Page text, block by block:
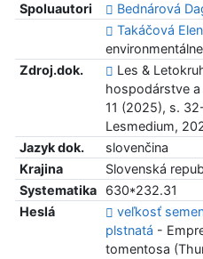
Spoluautori
Bednárová
Takáčová
Zdroj.dok.
Les &
hospodárstve a
11 (2025), s.
Lesmedium,
Jazyk dok.
slovenčina
Krajina
Slovenská
Systematika
630*232.31
Heslá
veľkosť
plstnatá -
tomentosa